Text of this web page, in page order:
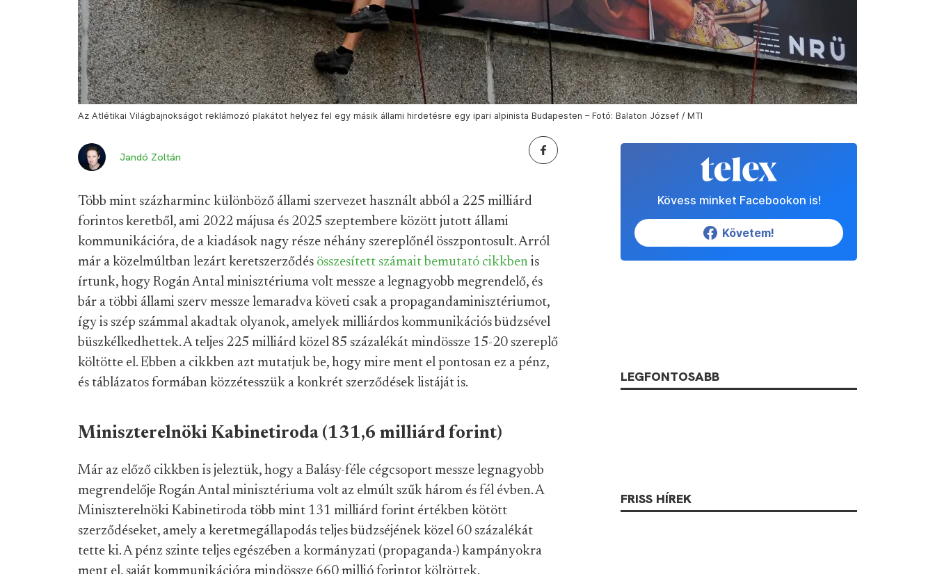
Az Atlétikai Világbajnokságot reklámozó plakátot helyez fel egy másik állami hirdetésre egy ipari alpinista Budapesten – Fotó: Balaton József / MTI
Jandó Zoltán
Több mint százharminc különböző állami szervezet használt abból a 225 milliárd
forintos keretből, ami 2022 májusa és 2025 szeptembere között jutott állami
kommunikációra, de a kiadások nagy része néhány szereplőnél összpontosult. Arról
már a közelmúltban lezárt keretszerződés összesített számait bemutató cikkben is
írtunk, hogy Rogán Antal minisztériuma volt messze a legnagyobb megrendelő, és
bár a többi állami szerv messze lemaradva követi csak a propagandaminisztériumot,
így is szép számmal akadtak olyanok, amelyek milliárdos kommunikációs büdzsével
büszkélkedhettek. A teljes 225 milliárd közel 85 százalékát mindössze 15-20 szereplő
költötte el. Ebben a cikkben azt mutatjuk be, hogy mire ment el pontosan ez a pénz,
és táblázatos formában közzétesszük a konkrét szerződések listáját is.
Miniszterelnöki Kabinetiroda (131,6 milliárd forint)
Már az előző cikkben is jeleztük, hogy a Balásy-féle cégcsoport messze legnagyobb
megrendelője Rogán Antal minisztériuma volt az elmúlt szűk három és fél évben. A
Miniszterelnöki Kabinetiroda több mint 131 milliárd forint értékben kötött
szerződéseket, amely a keretmegállapodás teljes büdzséjének közel 60 százalékát
tette ki. A pénz szinte teljes egészében a kormányzati (propaganda-) kampányokra
ment el, saját kommunikációra mindössze 660 millió forintot költöttek.
Kövess minket Facebookon is!
Követem!
LEGFONTOSABB
FRISS HÍREK